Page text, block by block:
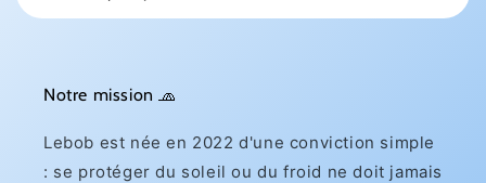
Notre mission 🧢
Lebob est née en 2022 d'une conviction simple
: se protéger du soleil ou du froid ne doit jamais